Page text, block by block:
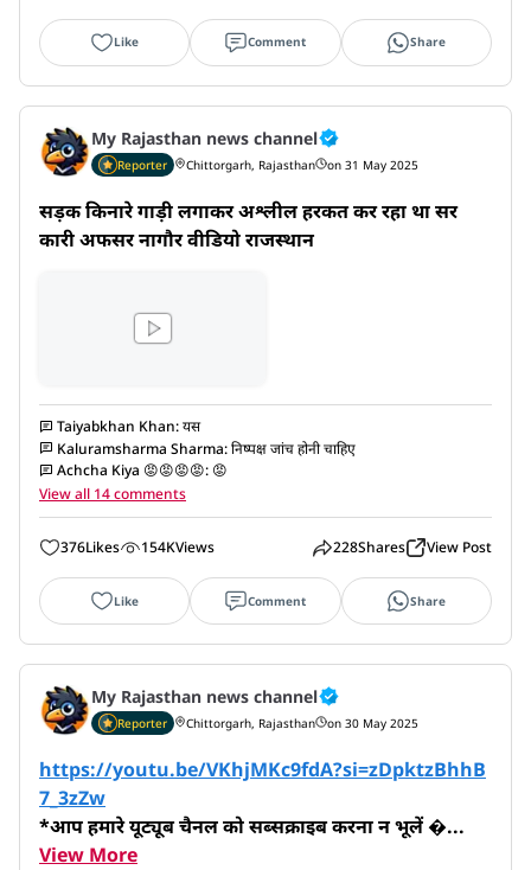
Like Comment Share
My Rajasthan news channel
Reporter Chittorgarh, Rajasthan on 31 May 2025
सड़क किनारे गाड़ी लगाकर अश्लील हरकत कर रहा था सर
कारी अफसर नागौर वीडियो राजस्थान
Taiyabkhan Khan:यस
Kaluramsharma Sharma:निष्पक्ष जांच होनी चाहिए
Achcha Kiya 😡😡😡😡: 😡
View all 14 comments
376Likes 154KViews 228Shares View Post
Like Comment Share
My Rajasthan news channel
Reporter Chittorgarh, Rajasthan on 30 May 2025
https://youtu.be/VKhjMKc9fdA?si=zDpktzBhhB
7_3zZw
*आप हमारे यूट्यूब चैनल को सब्सक्राइब करना न भूलें ...
View More